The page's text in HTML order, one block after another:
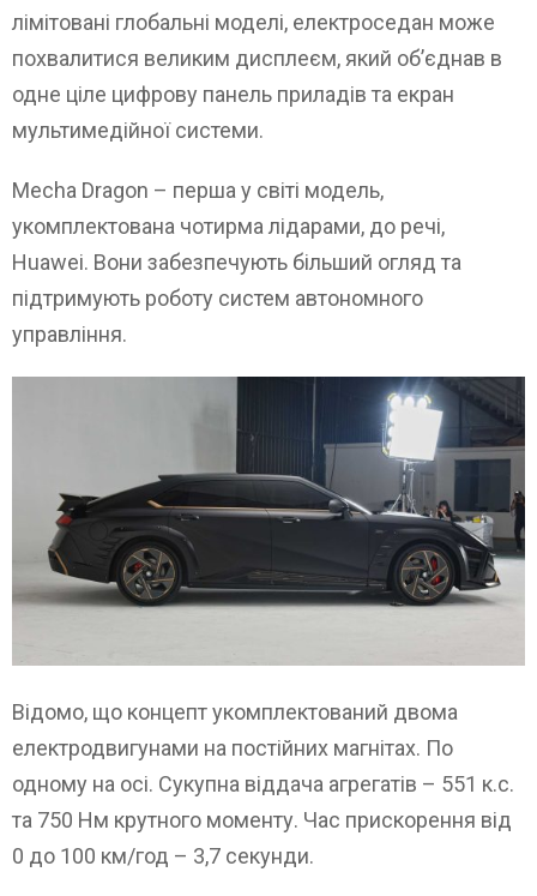
лімітовані глобальні моделі, електроседан може
похвалитися великим дисплеєм, який об’єднав в
одне ціле цифрову панель приладів та екран
мультимедійної системи.
Mecha Dragon – перша у світі модель,
укомплектована чотирма лідарами, до речі,
Huawei. Вони забезпечують більший огляд та
підтримують роботу систем автономного
управління.
Відомо, що концепт укомплектований двома
електродвигунами на постійних магнітах. По
одному на осі. Сукупна віддача агрегатів – 551 к.с.
та 750 Нм крутного моменту. Час прискорення від
0 до 100 км/год – 3,7 секунди.